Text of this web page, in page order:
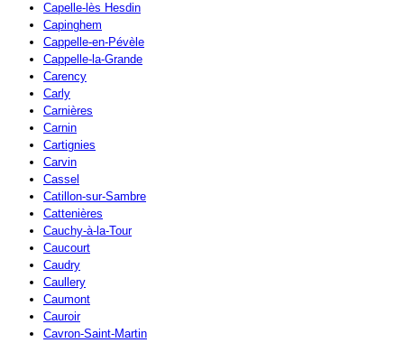
Capelle-lès Hesdin
Capinghem
Cappelle-en-Pévèle
Cappelle-la-Grande
Carency
Carly
Carnières
Carnin
Cartignies
Carvin
Cassel
Catillon-sur-Sambre
Cattenières
Cauchy-à-la-Tour
Caucourt
Caudry
Caullery
Caumont
Cauroir
Cavron-Saint-Martin